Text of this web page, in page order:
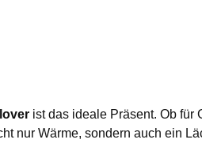
ist das ideale Präsent. Ob für
nur Wärme, sondern auch ein